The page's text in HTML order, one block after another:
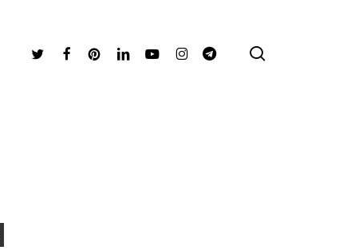
TwitterFacebookPinterestLinkedinYoutubeInstagramTelegram